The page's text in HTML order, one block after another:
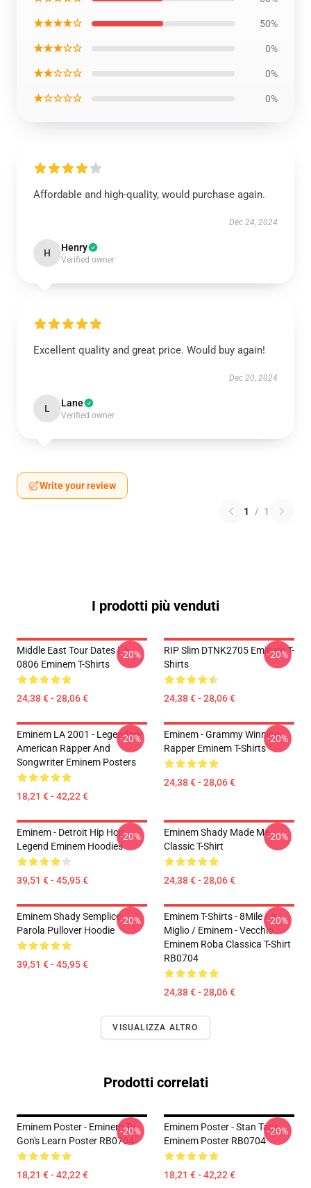
★★★★☆ 50%
★★★☆☆ 0%
★★☆☆☆ 0%
★☆☆☆☆ 0%
Affordable and high-quality, would purchase again.
Dec 24, 2024
H Henry
Verified owner
Excellent quality and great price. Would buy again!
Dec 20, 2024
L Lane
Verified owner
Write your review
1 / 1
I prodotti più venduti
Middle East Tour Dates LA
0806 Eminem T-Shirts
24,38 € - 28,06 €
-20%
RIP Slim DTNK2705 Eminem T-
Shirts
24,38 € - 28,06 €
-20%
Eminem LA 2001 - Legendary
American Rapper And
Songwriter Eminem Posters
18,21 € - 42,22 €
-20%
Eminem - Grammy Winning
Rapper Eminem T-Shirts
24,38 € - 28,06 €
-20%
Eminem - Detroit Hip Hop
Legend Eminem Hoodies
39,51 € - 45,95 €
-20%
Eminem Shady Made Me
Classic T-Shirt
24,38 € - 28,06 €
-20%
Eminem Shady Semplice
Parola Pullover Hoodie
39,51 € - 45,95 €
-20%
Eminem T-Shirts - 8Mile / 8
Miglio / Eminem - Vecchio
Eminem Roba Classica T-Shirt
RB0704
24,38 € - 28,06 €
-20%
VISUALIZZA ALTRO
Prodotti correlati
Eminem Poster - Eminem Tu
Gon's Learn Poster RB0704
18,21 € - 42,22 €
-20%
Eminem Poster - Stan Tape
Eminem Poster RB0704
18,21 € - 42,22 €
-20%